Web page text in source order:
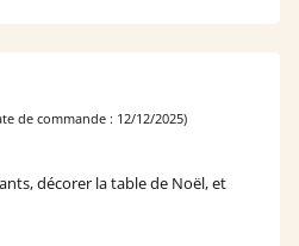
de commande : 12/12/2025)
décorer la table de Noël, et